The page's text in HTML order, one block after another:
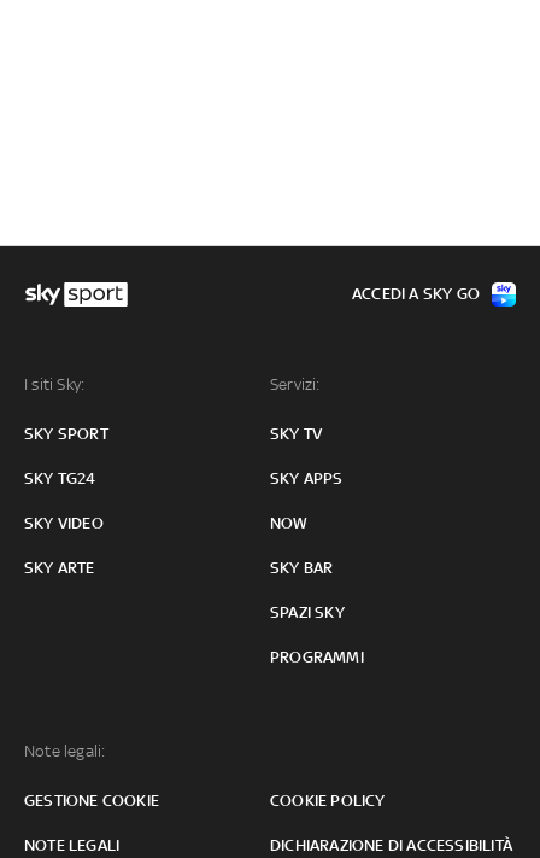
I siti Sky:
SKY SPORT
SKY TG24
SKY VIDEO
SKY ARTE
Servizi:
SKY TV
SKY APPS
NOW
SKY BAR
SPAZI SKY
PROGRAMMI
Note legali:
GESTIONE COOKIE COOKIE POLICY
NOTE LEGALI DICHIARAZIONE DI ACCESSIBILITÀ
ACCEDI A SKY GO